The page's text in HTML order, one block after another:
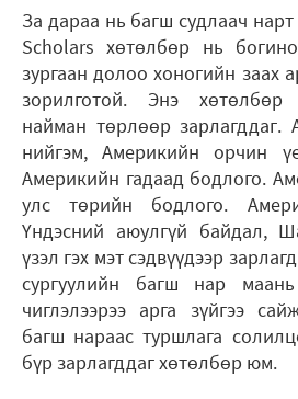
За дараа нь багш судлаач
Scholars хөтөлбөр нь
зургаан долоо хоногийн заах
зорилготой. Энэ
найман төрлөөр зарлагддаг.
нийгэм, Америкийн орчин
Америкийн гадаад бодлого.
улс төрийн бодлого.
Үндэсний аюулгүй байдал,
үзэл гэх мэт сэдвүүдээр
сургуулийн багш нар
чиглэлээрээ арга зүйгээ
багш нараас туршлага
бүр зарлагддаг хөтөлбөр юм.